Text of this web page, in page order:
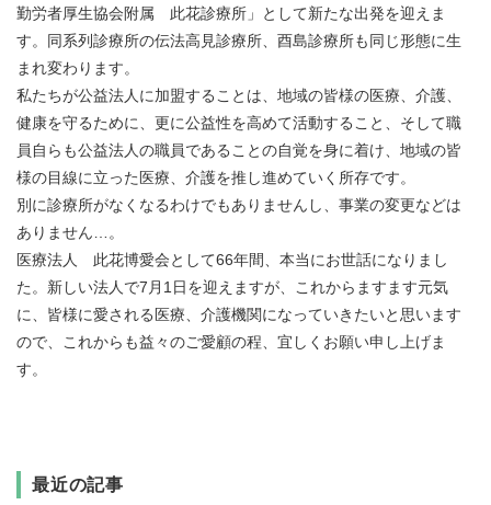
勤労者厚生協会附属 此花診療所」として新たな出発を迎えま
す。同系列診療所の伝法高見診療所、酉島診療所も同じ形態に生
まれ変わります。
私たちが公益法人に加盟することは、地域の皆様の医療、介護、
健康を守るために、更に公益性を高めて活動すること、そして職
員自らも公益法人の職員であることの自覚を身に着け、地域の皆
様の目線に立った医療、介護を推し進めていく所存です。
別に診療所がなくなるわけでもありませんし、事業の変更などは
ありません…。
医療法人 此花博愛会として66年間、本当にお世話になりまし
た。新しい法人で7月1日を迎えますが、これからますます元気
に、皆様に愛される医療、介護機関になっていきたいと思います
ので、これからも益々のご愛顧の程、宜しくお願い申し上げま
す。
最近の記事